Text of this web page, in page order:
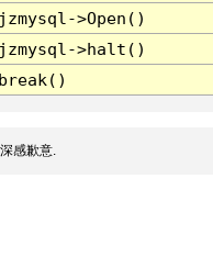
jzmysql->Open()
jzmysql->halt()
break()
感歉意.